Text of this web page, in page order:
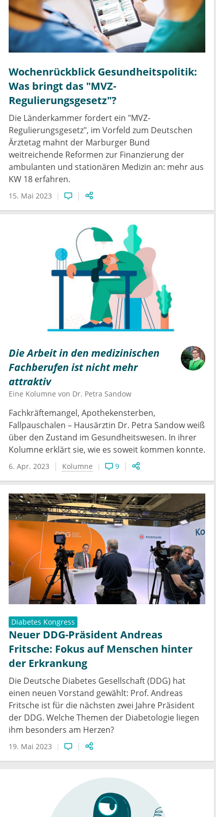
Wochenrückblick Gesundheitspolitik:
Was bringt das "MVZ-
Regulierungsgesetz"?
Die Länderkammer fordert ein "MVZ-
Regulierungsgesetz", im Vorfeld zum Deutschen
Ärztetag mahnt der Marburger Bund
weitreichende Reformen zur Finanzierung der
ambulanten und stationären Medizin an: mehr aus
KW 18 erfahren.
15. Mai 2023
Die Arbeit in den medizinischen
Fachberufen ist nicht mehr
attraktiv
Eine Kolumne von Dr. Petra Sandow
Fachkräftemangel, Apothekensterben,
Fallpauschalen – Hausärztin Dr. Petra Sandow weiß
über den Zustand im Gesundheitswesen. In ihrer
Kolumne erklärt sie, wie es soweit kommen konnte.
6. Apr. 2023 Kolumne 9
Diabetes Kongress
Neuer DDG-Präsident Andreas
Fritsche: Fokus auf Menschen hinter
der Erkrankung
Die Deutsche Diabetes Gesellschaft (DDG) hat
einen neuen Vorstand gewählt: Prof. Andreas
Fritsche ist für die nächsten zwei Jahre Präsident
der DDG. Welche Themen der Diabetologie liegen
ihm besonders am Herzen?
19. Mai 2023